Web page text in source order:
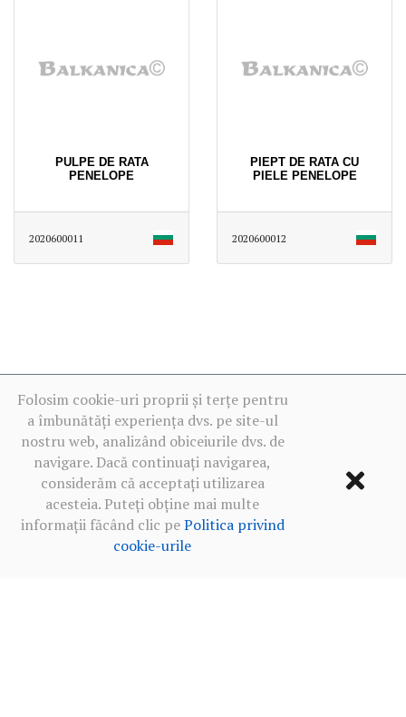
PULPE DE RATA
PENELOPE
2020600011
PIEPT DE RATA CU
PIELE PENELOPE
2020600012
Folosim cookie-uri proprii și terțe pentru
a îmbunătăți experiența dvs. pe site-ul
nostru web, analizând obiceiurile dvs. de
navigare. Dacă continuați navigarea,
considerăm că acceptați utilizarea
acesteia. Puteți obține mai multe
informații făcând clic pePolitica privind
cookie-urile